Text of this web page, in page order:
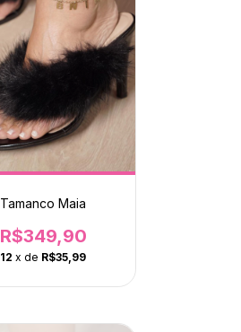
Tamanco Maia
R$349,90
12 x de R$35,99